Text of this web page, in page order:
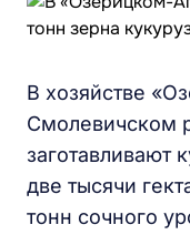
В хозяйстве
Смолевичском
заготавливают
две тысячи
тонн сочного